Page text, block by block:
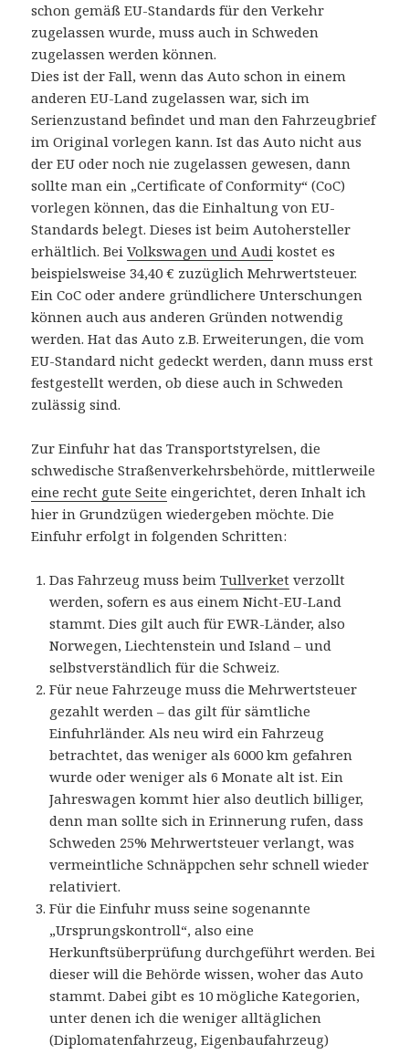
schon gemäß EU-Standards für den Verkehr
zugelassen wurde, muss auch in Schweden
zugelassen werden können.
Dies ist der Fall, wenn das Auto schon in einem
anderen EU-Land zugelassen war, sich im
Serienzustand befindet und man den Fahrzeugbrief
im Original vorlegen kann. Ist das Auto nicht aus
der EU oder noch nie zugelassen gewesen, dann
sollte man ein „Certificate of Conformity“ (CoC)
vorlegen können, das die Einhaltung von EU-
Standards belegt. Dieses ist beim Autohersteller
erhältlich. BeiVolkswagen und Audi kostet es
beispielsweise 34,40 € zuzüglich Mehrwertsteuer.
Ein CoC oder andere gründlichere Unterschungen
können auch aus anderen Gründen notwendig
werden. Hat das Auto z.B. Erweiterungen, die vom
EU-Standard nicht gedeckt werden, dann muss erst
festgestellt werden, ob diese auch in Schweden
zulässig sind.
Zur Einfuhr hat das Transportstyrelsen, die
schwedische Straßenverkehrsbehörde, mittlerweile
eine recht gute Seite eingerichtet, deren Inhalt ich
hier in Grundzügen wiedergeben möchte. Die
Einfuhr erfolgt in folgenden Schritten:
Das Fahrzeug muss beimTullverket verzollt
werden, sofern es aus einem Nicht-EU-Land
stammt. Dies gilt auch für EWR-Länder, also
Norwegen, Liechtenstein und Island – und
selbstverständlich für die Schweiz.
Für neue Fahrzeuge muss die Mehrwertsteuer
gezahlt werden – das gilt für sämtliche
Einfuhrländer. Als neu wird ein Fahrzeug
betrachtet, das weniger als 6000 km gefahren
wurde oder weniger als 6 Monate alt ist. Ein
Jahreswagen kommt hier also deutlich billiger,
denn man sollte sich in Erinnerung rufen, dass
Schweden 25% Mehrwertsteuer verlangt, was
vermeintliche Schnäppchen sehr schnell wieder
relativiert.
Für die Einfuhr muss seine sogenannte
„Ursprungskontroll“, also eine
Herkunftsüberprüfung durchgeführt werden. Bei
dieser will die Behörde wissen, woher das Auto
stammt. Dabei gibt es 10 mögliche Kategorien,
unter denen ich die weniger alltäglichen
(Diplomatenfahrzeug, Eigenbaufahrzeug)